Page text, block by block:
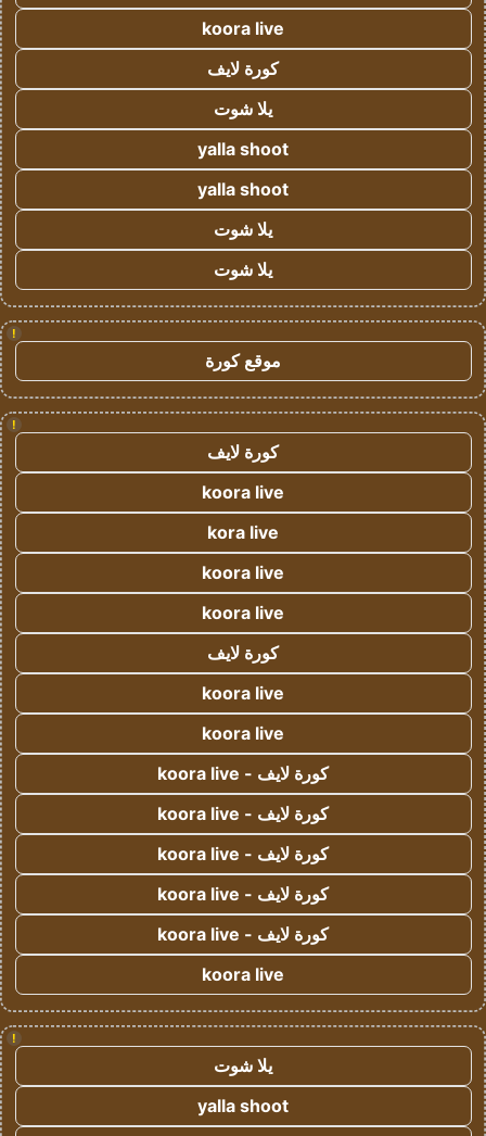
koora live
كورة لايف
يلا شوت
yalla shoot
yalla shoot
يلا شوت
يلا شوت
!
موقع كورة
!
كورة لايف
koora live
kora live
koora live
koora live
كورة لايف
koora live
koora live
كورة لايف - koora live
كورة لايف - koora live
كورة لايف - koora live
كورة لايف - koora live
كورة لايف - koora live
koora live
!
يلا شوت
yalla shoot